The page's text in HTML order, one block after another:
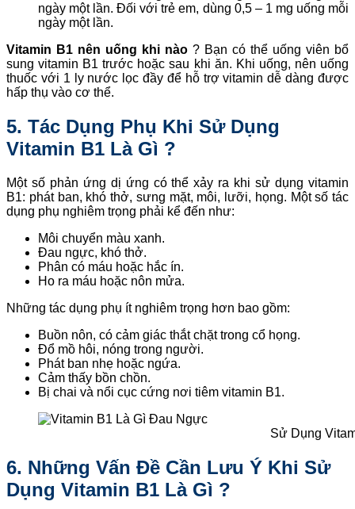
ngày một lần. Đối với trẻ em, dùng 0,5 – 1 mg uống mỗi
ngày một lần.
Vitamin B1 nên uống khi nào ? Bạn có thể uống viên bổ
sung vitamin B1 trước hoặc sau khi ăn. Khi uống, nên uống
thuốc với 1 ly nước lọc đầy để hỗ trợ vitamin dễ dàng được
hấp thụ vào cơ thể.
5. Tác Dụng Phụ Khi Sử Dụng
Vitamin B1 Là Gì ?
Một số phản ứng dị ứng có thể xảy ra khi sử dụng vitamin
B1: phát ban, khó thở, sưng mặt, môi, lưỡi, họng. Một số tác
dụng phụ nghiêm trọng phải kể đến như:
Môi chuyển màu xanh.
Đau ngực, khó thở.
Phân có máu hoặc hắc ín.
Ho ra máu hoặc nôn mửa.
Những tác dụng phụ ít nghiêm trọng hơn bao gồm:
Buồn nôn, có cảm giác thắt chặt trong cổ họng.
Đổ mồ hôi, nóng trong người.
Phát ban nhẹ hoặc ngứa.
Cảm thấy bồn chồn.
Bị chai và nổi cục cứng nơi tiêm vitamin B1.
Sử Dụng
6. Những Vấn Đề Cần Lưu Ý Khi Sử
Dụng Vitamin B1 Là Gì ?